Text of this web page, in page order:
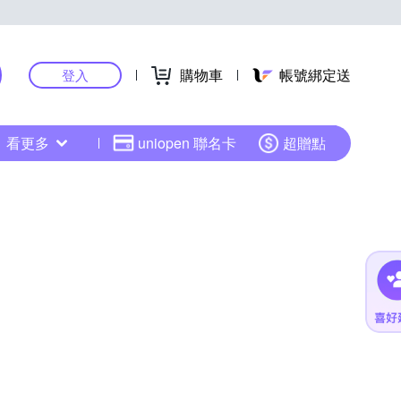
登入 購物車 帳號綁定送
看更多 uniopen 聯名卡 超贈點